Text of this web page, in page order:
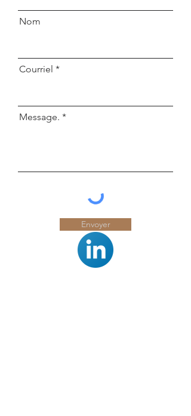
Nom
Courriel
Message.
Envoyer